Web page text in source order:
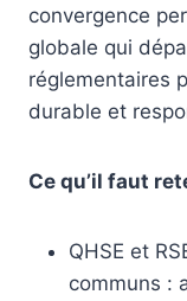
convergence
globale qui
réglementaires
durable et
Ce qu’il faut
QHSE et
communs :